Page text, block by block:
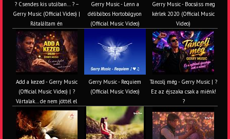
? Csendes kis utcában… ? –
Gerry Music (Official Video) |
Rátaláltam én
Gerry Music - Lenn a
délibábos Hortobágyon
(Official Music Video)
Gerry Music - Bocsáss meg
kérlek 2020 (Official Music
Video)
Add a kezed - Gerry Music
(Official Music Video) | ?
Vártalak… de nem jöttél el
Gerry Music - Requiem
(Official Music Video)
Táncolj még - Gerry Music | ?
Ez az éjszaka csak a miénk!
?